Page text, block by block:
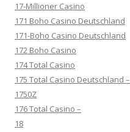
17-Millioner Casino
171 Boho Casino Deutschland
171-Boho Casino Deutschland
172 Boho Casino
174 Total Casino
175 Total Casino Deutschland –
1750Z
176 Total Casino –
18